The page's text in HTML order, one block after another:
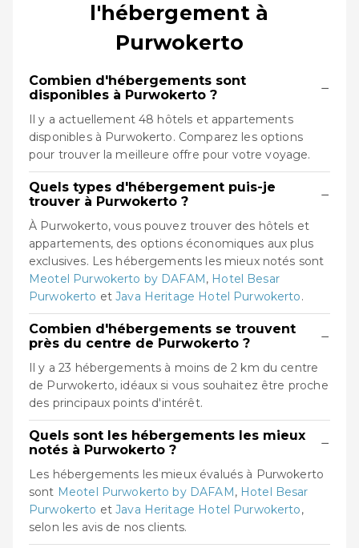
l'hébergement à
Purwokerto
Combien d'hébergements sont
disponibles à Purwokerto ?
−
Il y a actuellement 48 hôtels et appartements
disponibles à Purwokerto. Comparez les options
pour trouver la meilleure offre pour votre voyage.
Quels types d'hébergement puis-je
trouver à Purwokerto ?
−
À Purwokerto, vous pouvez trouver des hôtels et
appartements, des options économiques aux plus
exclusives. Les hébergements les mieux notés sont
Meotel Purwokerto by DAFAM, Hotel Besar
Purwokerto etJava Heritage Hotel Purwokerto.
Combien d'hébergements se trouvent
près du centre de Purwokerto ?
−
Il y a 23 hébergements à moins de 2 km du centre
de Purwokerto, idéaux si vous souhaitez être proche
des principaux points d'intérêt.
Quels sont les hébergements les mieux
notés à Purwokerto ?
−
Les hébergements les mieux évalués à Purwokerto
sont Meotel Purwokerto by DAFAM, Hotel Besar
Purwokerto etJava Heritage Hotel Purwokerto,
selon les avis de nos clients.